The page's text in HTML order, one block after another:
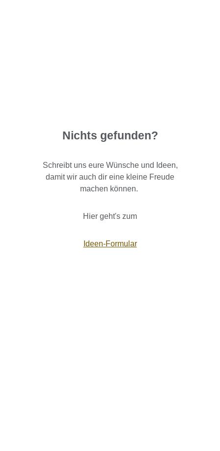
Nichts gefunden?
Schreibt uns eure Wünsche und Ideen,
damit wir auch dir eine kleine Freude
machen können.
Hier geht's zum
Ideen-Formular